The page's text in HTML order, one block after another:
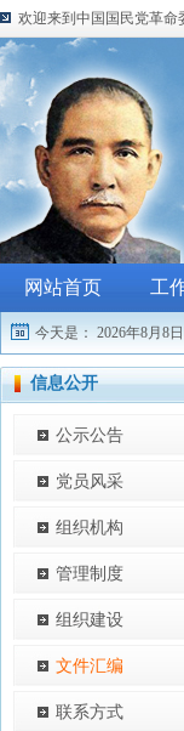
欢迎来到中国国民党革命
网站首页 工
今天是： 2026年8月8
信息公开
公示公告
党员风采
组织机构
管理制度
组织建设
文件汇编
联系方式